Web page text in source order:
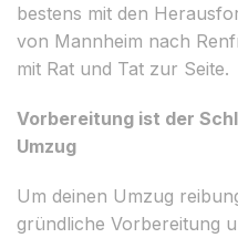
bestens mit den
von Mannheim nach
mit Rat und Tat zur Seite.
Vorbereitung ist der
Umzug
Um deinen Umzug
gründliche Vorbereitung